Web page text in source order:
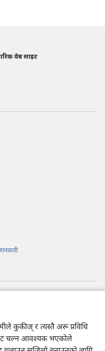
कुकीज् र त्यस्तै अरू प्रविधि
चल्न आवश्यक भएकोले
वेब साइट